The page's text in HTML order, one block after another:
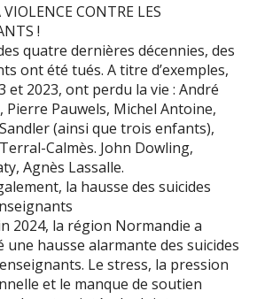
CONTRE LES
!
quatre dernières décennies, des
ont été tués. A titre d’exemples,
et 2023, ont perdu la vie : André
Pierre Pauwels, Michel Antoine,
(ainsi que trois enfants),
Calmès. John Dowling,
Agnès Lassalle.
la hausse des suicides
2024, la région Normandie a
une hausse alarmante des suicides
Le stress, la pression
et le manque de soutien